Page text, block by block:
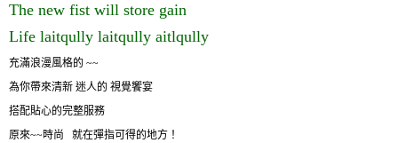
The new fist will store gain
Life laitqully laitqully aitlqully
充滿浪漫風格的 ~~
為你帶來清新 迷人的 視覺饗宴
搭配貼心的完整服務
原來~~時尚 就在彈指可得的地方！